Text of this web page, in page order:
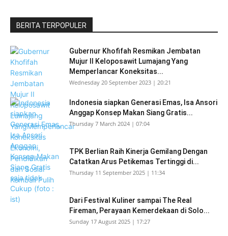
BERITA TERPOPULER
Gubernur Khofifah Resmikan Jembatan
Mujur II Keloposawit Lumajang Yang
Memperlancar Koneksitas...
Wednesday 20 September 2023 | 20:21
Indonesia siapkan Generasi Emas, Isa Ansori
Anggap Konsep Makan Siang Gratis...
Thursday 7 March 2024 | 07:04
TPK Berlian Raih Kinerja Gemilang Dengan
Catatkan Arus Petikemas Tertinggi di...
Thursday 11 September 2025 | 11:34
Dari Festival Kuliner sampai The Real
Fireman, Perayaan Kemerdekaan di Solo...
Sunday 17 August 2025 | 17:27